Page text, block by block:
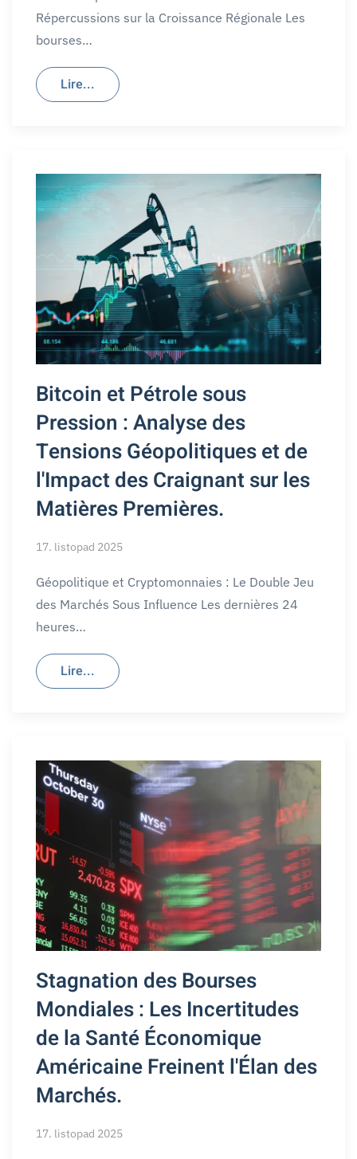
Répercussions sur la Croissance Régionale Les
bourses…
Lire...
Bitcoin et Pétrole sous
Pression : Analyse des
Tensions Géopolitiques et de
l'Impact des Craignant sur les
Matières Premières.
17. listopad 2025
Géopolitique et Cryptomonnaies : Le Double Jeu
des Marchés Sous Influence Les dernières 24
heures…
Lire...
Stagnation des Bourses
Mondiales : Les Incertitudes
de la Santé Économique
Américaine Freinent l'Élan des
Marchés.
17. listopad 2025